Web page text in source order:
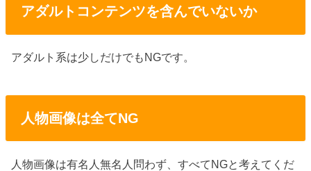
アダルトコンテンツを含んでいないか
アダルト系は少しだけでもNGです。
人物画像は全てNG
人物画像は有名人無名人問わず、すべてNGと考えてくだ